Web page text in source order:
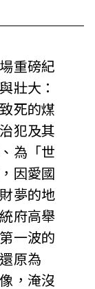
重磅紀
壯大：
死的煤
犯及其
為「世
因愛國
夢的地
府高舉
一波的
原為
，淹沒